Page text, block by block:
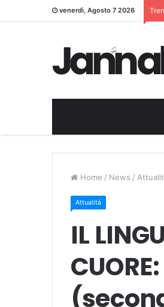
venerdì, Agosto 7 2026
Home / News /
Attualità
IL